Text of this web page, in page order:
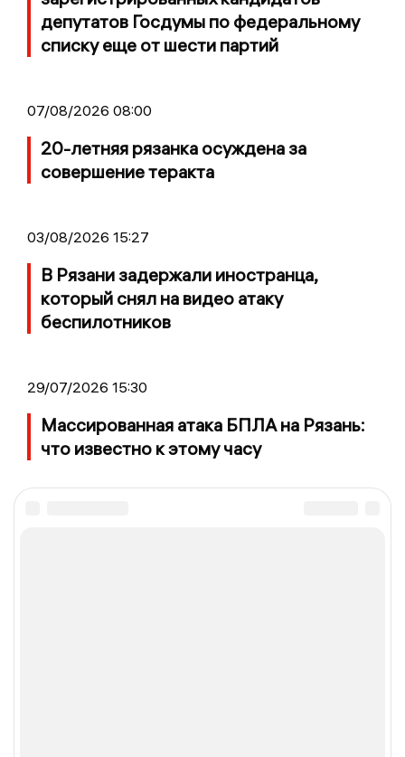
депутатов Госдумы по федеральному
списку еще от шести партий
07/08/2026 08:00
20-летняя рязанка осуждена за
совершение теракта
03/08/2026 15:27
В Рязани задержали иностранца,
который снял на видео атаку
беспилотников
29/07/2026 15:30
Массированная атака БПЛА на Рязань:
что известно к этому часу